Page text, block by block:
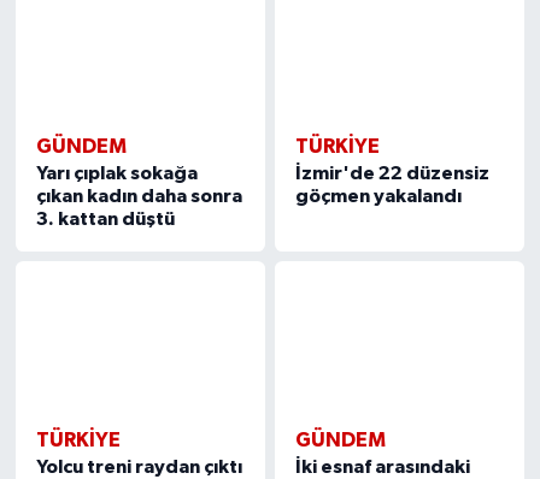
GÜNDEM
Yarı çıplak sokağa
çıkan kadın daha sonra
3. kattan düştü
TÜRKIYE
İzmir'de 22 düzensiz
göçmen yakalandı
TÜRKIYE
Yolcu treni raydan çıktı
GÜNDEM
İki esnaf arasındaki